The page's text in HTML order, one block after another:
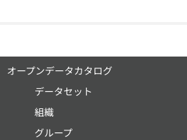
オープンデータカタログ
データセット
組織
グループ